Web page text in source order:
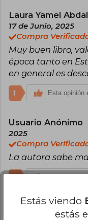
Laura Yamel
17 de Junio, 2025
Compra
Muy buen libro,
época tanto en
en general es
1 Esta opinión
Usuario Anónimo
2025
Compra
La autora sabe
1
Carlos Duvan
Martes 10 de Junio,
Estás viendo
estás